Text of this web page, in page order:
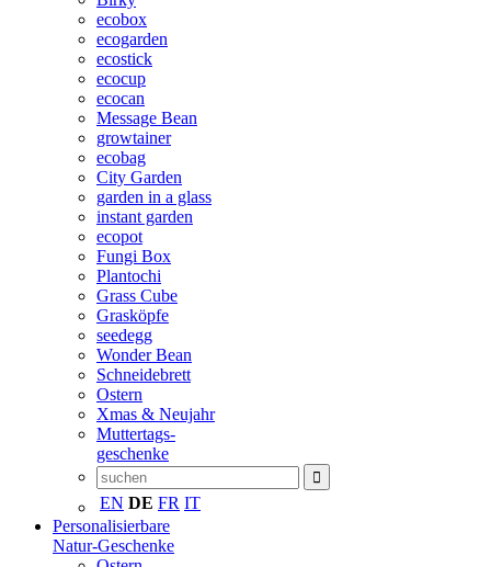
ecobox
ecogarden
ecostick
ecocup
ecocan
Message Bean
growtainer
ecobag
City Garden
garden in a glass
instant garden
ecopot
Fungi Box
Plantochi
Grass Cube
Grasköpfe
seedegg
Wonder Bean
Schneidebrett
Ostern
Xmas & Neujahr
Muttertags-
geschenke
EN DE FR IT
Personalisierbare
Natur-Geschenke